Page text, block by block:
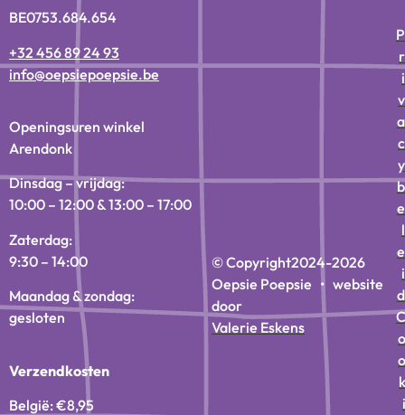
BE0753.684.654
+32 456 89 24 93
info@oepsiepoepsie.be
Openingsuren winkel
Arendonk
Dinsdag – vrijdag:
10:00 – 12:00 & 13:00 – 17:00
Zaterdag:
9:30 – 14:00
Maandag & zondag:
gesloten
Verzendkosten
België: €8,95
© Copyright2024-2026
Oepsie Poepsie • website
door
Valerie Eskens
P
r
i
v
a
c
y
b
e
l
e
i
d
C
o
o
k
i